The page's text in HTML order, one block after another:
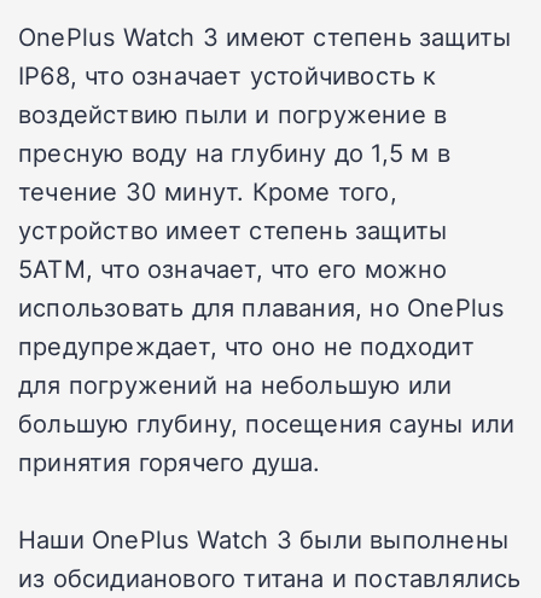
OnePlus Watch 3 имеют степень защиты
IP68, что означает устойчивость к
воздействию пыли и погружение в
пресную воду на глубину до 1,5 м в
течение 30 минут. Кроме того,
устройство имеет степень защиты
5ATM, что означает, что его можно
использовать для плавания, но OnePlus
предупреждает, что оно не подходит
для погружений на небольшую или
большую глубину, посещения сауны или
принятия горячего душа.
Наши OnePlus Watch 3 были выполнены
из обсидианового титана и поставлялись